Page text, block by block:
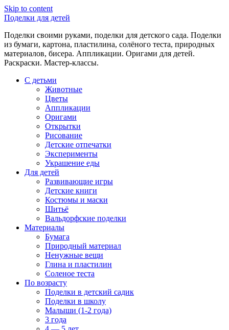
Skip to content
Поделки для детей
Поделки своими руками, поделки для детского сада. Поделки
из бумаги, картона, пластилина, солёного теста, природных
материалов, бисера. Аппликации. Оригами для детей.
Раскраски. Мастер-классы.
С детьми
Животные
Цветы
Аппликации
Оригами
Открытки
Рисование
Детские отпечатки
Эксперименты
Украшение еды
Для детей
Развивающие игры
Детские книги
Костюмы и маски
Шитьё
Вальдорфские поделки
Материалы
Бумага
Природный материал
Ненужные вещи
Глина и пластилин
Соленое теста
По возрасту
Поделки в детский садик
Поделки в школу
Малыши (1-2 года)
3 года